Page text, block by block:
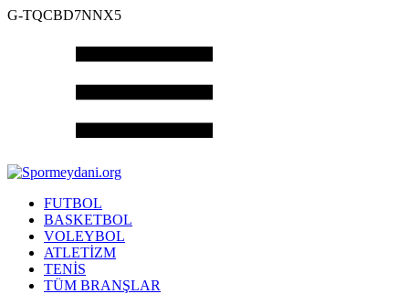
G-TQCBD7NNX5
FUTBOL
BASKETBOL
VOLEYBOL
ATLETİZM
TENİS
TÜM BRANŞLAR